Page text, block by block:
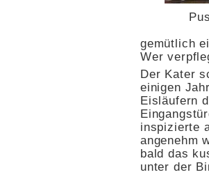
gemütlich
Wer
Der Kater
einigen
Eisläufern
inspizierte
angenehm
bald das
unter der